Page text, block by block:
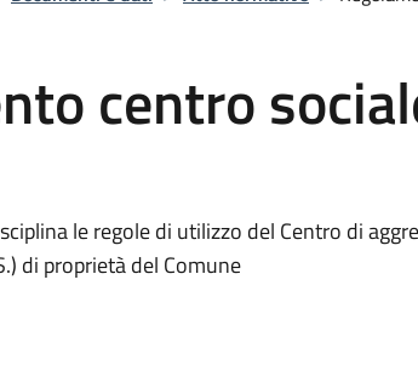
centro
le regole di utilizzo del Centro di
di proprietà del Comune